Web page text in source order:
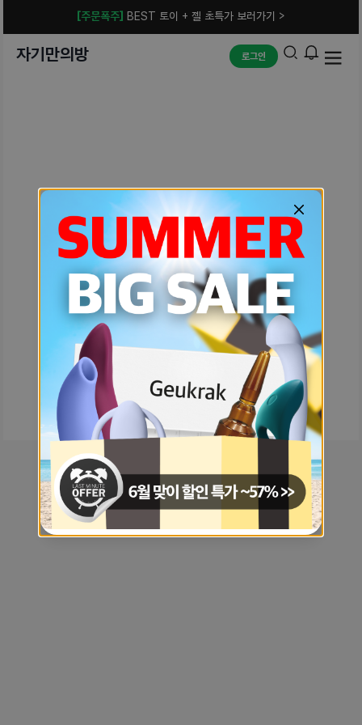
[주문폭주] BEST 토이 + 젤 초특가 보러가기 >
자기만의방 로그인
예상치 못한 에러입니다.